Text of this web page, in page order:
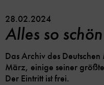
28.02.2024
Alles so
Das Archiv des
März, einige seiner
Der Eintritt ist frei.